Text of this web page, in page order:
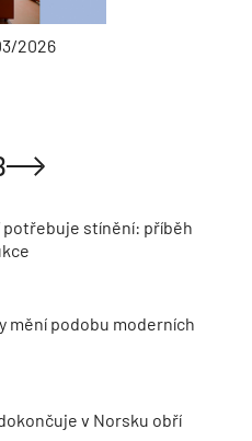
2026
potřebuje stínění: příběh
mění podobu moderních
v Norsku obří